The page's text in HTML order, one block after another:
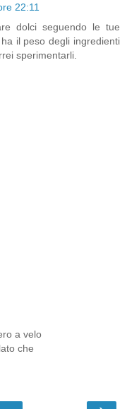
22:11
dolci seguendo le tue
il peso degli ingredienti
sperimentarli.
a velo
che